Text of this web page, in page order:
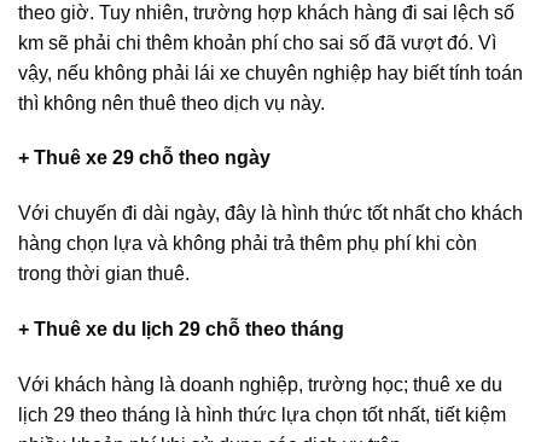
theo giờ. Tuy nhiên, trường hợp khách hàng đi sai lệch số
km sẽ phải chi thêm khoản phí cho sai số đã vượt đó. Vì
vậy, nếu không phải lái xe chuyên nghiệp hay biết tính toán
thì không nên thuê theo dịch vụ này.
+ Thuê xe 29 chỗ theo ngày
Với chuyến đi dài ngày, đây là hình thức tốt nhất cho khách
hàng chọn lựa và không phải trả thêm phụ phí khi còn
trong thời gian thuê.
+ Thuê xe du lịch 29 chỗ theo tháng
Với khách hàng là doanh nghiệp, trường học; thuê xe du
lịch 29 theo tháng là hình thức lựa chọn tốt nhất, tiết kiệm